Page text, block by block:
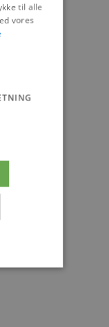
til alle
vores